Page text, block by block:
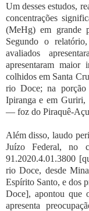
Um desses estudos,
concentrações
(MeHg) em grande
Segundo o
avaliados
apresentaram maior
colhidos em Santa
rio Doce; na
Ipiranga e em Guriri,
— foz do Piraquê-
Além disso, laudo
Juízo Federal, no
91.2020.4.01.3800
rio Doce, desde
Espírito Santo, e dos
Doce], apontou que
apresenta